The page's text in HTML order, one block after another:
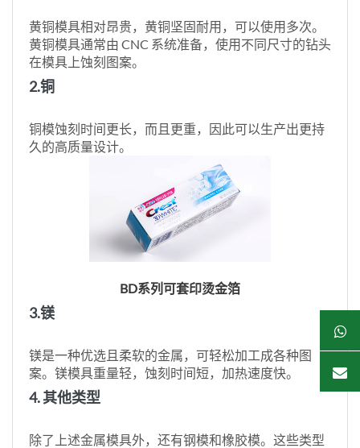
黄铜模具相对昂贵，黄铜坚固耐用，可以使用多次。
黄铜模具通常由 CNC 系统准备，使用不同尺寸的钻头
在模具上蚀刻图案。
2.铜
铜模蚀刻时间更长，而且更重，因此可以生产出更持
久的高质量设计。
BD系列可套印烫金箔
3.镁
镁是一种优选且柔软的金属，可轻松加工成各种图
案。镁模具重量轻，蚀刻时间短，加热速度快。
4. 其他类型
除了上述金属模具外，还有钢模和橡胶模。这些类型